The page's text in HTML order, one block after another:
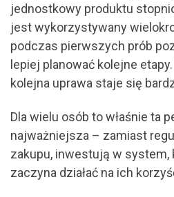
jednostkowy produktu
jest wykorzystywany
podczas pierwszych prób
lepiej planować kolejne
kolejna uprawa staje się
Dla wielu osób to właśnie ta
najważniejsza – zamiast
zakupu, inwestują w system,
zaczyna działać na ich